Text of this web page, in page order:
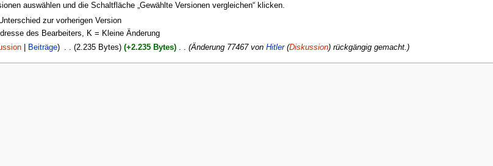
auswählen und die Schaltfläche „Gewählte Versionen vergleichen“ klicken.
zur vorherigen Version
des Bearbeiters, K = Kleine Änderung
Beiträge) . . (2.235 Bytes) (+2.235 Bytes)‎ . . (Änderung 77467 von Hitler(Diskussion) rückgängig gemacht.)